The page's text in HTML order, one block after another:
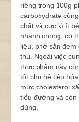
riêng trong 100g
carbohydrate
chất và cực kì ít
nhanh chóng, có
liệu, phở sắn
thú. Ngoài việc
thực phẩm này
tốt cho hệ tiêu
mức cholesterol
tiểu đường và còn
dùng.